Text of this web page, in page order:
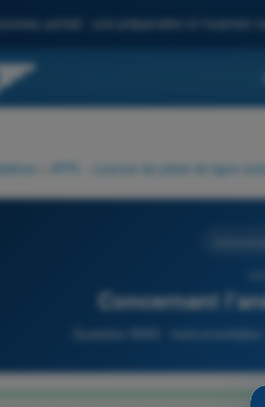
portail : une préparation à l'examen
ATPL - Licence de pilote de ligne avion
Concernant
Question 5003 -